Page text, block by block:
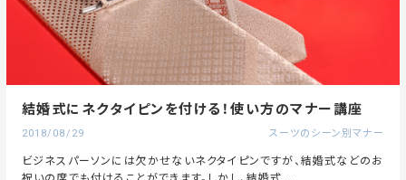
結婚式にネクタイピンを付ける！使い方のマナー講座
2018/08/29 スーツのシーン別マナー
ビジネスパーソンには欠かせないネクタイピンですが、結婚式などのお